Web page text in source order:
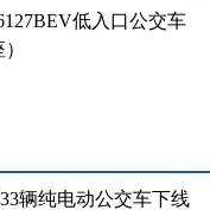
低入口公交车
辆纯电动公交车下线